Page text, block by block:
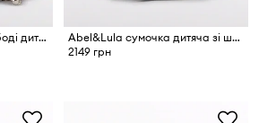
Abel&Lula сумка крос-боді дитяча
Abel&Lula сумочка дитяча зі штучної шкіри
2149 грн